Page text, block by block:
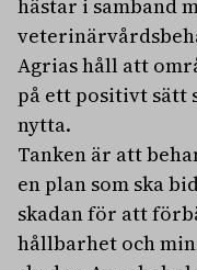
hästar i samband
Agrias håll att
på ett positivt sätt
nytta.
Tanken är att
en plan som ska
skadan för att
hållbarhet och